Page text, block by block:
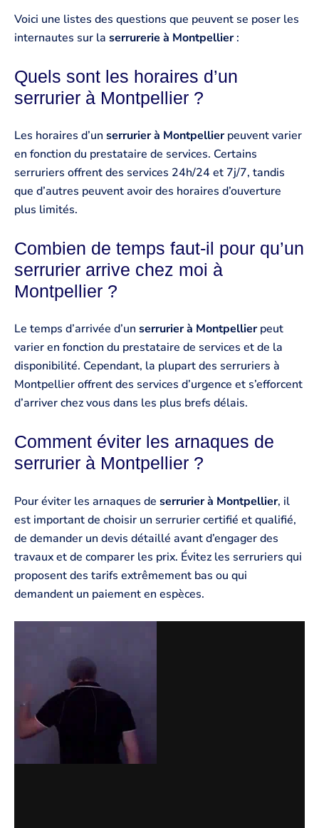
Voici une listes des questions que peuvent se poser les
internautes sur la serrurerie à Montpellier:
Quels sont les horaires d’un
serrurier à Montpellier ?
Les horaires d’un serrurier à Montpellierpeuvent varier
en fonction du prestataire de services. Certains
serruriers offrent des services 24h/24 et 7j/7, tandis
que d’autres peuvent avoir des horaires d’ouverture
plus limités.
Combien de temps faut-il pour qu’un
serrurier arrive chez moi à
Montpellier ?
Le temps d’arrivée d’un serrurier à Montpellierpeut
varier en fonction du prestataire de services et de la
disponibilité. Cependant, la plupart des serruriers à
Montpellier offrent des services d’urgence et s’efforcent
d’arriver chez vous dans les plus brefs délais.
Comment éviter les arnaques de
serrurier à Montpellier ?
Pour éviter les arnaques de serrurier à Montpellier, il
est important de choisir un serrurier certifié et qualifié,
de demander un devis détaillé avant d’engager des
travaux et de comparer les prix. Évitez les serruriers qui
proposent des tarifs extrêmement bas ou qui
demandent un paiement en espèces.